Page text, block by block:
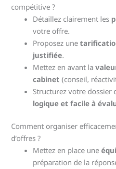
compétitive ?
Détaillez clairement les
votre offre.
Proposez une
justifiée.
Mettez en avant la
cabinet (conseil,
Structurez votre dossier
logique et facile à
Comment organiser
d’offres ?
Mettez en place une
préparation de la